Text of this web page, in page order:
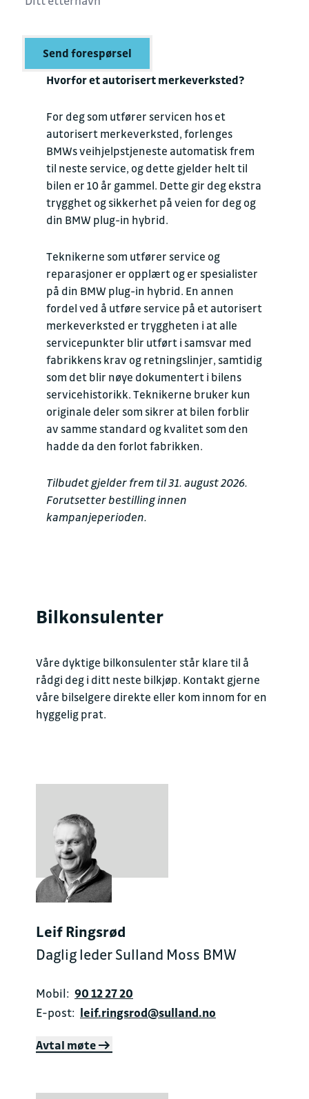
Send forespørsel
Hvorfor et autorisert merkeverksted?
For deg som utfører servicen hos et
autorisert merkeverksted, forlenges
BMWs veihjelpstjeneste automatisk frem
til neste service, og dette gjelder helt til
bilen er 10 år gammel. Dette gir deg ekstra
trygghet og sikkerhet på veien for deg og
din BMW plug-in hybrid.
Teknikerne som utfører service og
reparasjoner er opplært og er spesialister
på din BMW plug-in hybrid. En annen
fordel ved å utføre service på et autorisert
merkeverksted er tryggheten i at alle
servicepunkter blir utført i samsvar med
fabrikkens krav og retningslinjer, samtidig
som det blir nøye dokumentert i bilens
servicehistorikk. Teknikerne bruker kun
originale deler som sikrer at bilen forblir
av samme standard og kvalitet som den
hadde da den forlot fabrikken.
Tilbudet gjelder frem til 31. august 2026.
Forutsetter bestilling innen
kampanjeperioden.
Bilkonsulenter
Våre dyktige bilkonsulenter står klare til å
rådgi deg i ditt neste bilkjøp. Kontakt gjerne
våre bilselgere direkte eller kom innom for en
hyggelig prat.
Leif Ringsrød
Daglig leder Sulland Moss BMW
Mobil: 90 12 27 20
E-post: leif.ringsrod@sulland.no
Avtal møte